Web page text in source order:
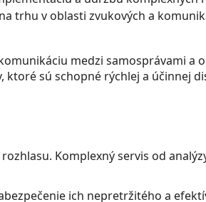
trhu v oblasti zvukových a
medzi samosprávami a
sú schopné rýchlej a účinnej
Komplexný servis od
ich nepretržitého a